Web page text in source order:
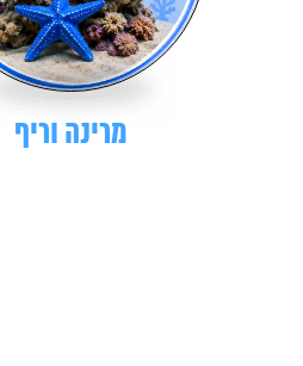
מרינה וריף